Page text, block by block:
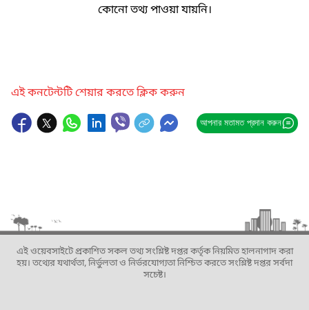
কোনো তথ্য পাওয়া যায়নি।
এই কনটেন্টটি শেয়ার করতে ক্লিক করুন
আপনার মতামত প্রদান করুন
এই ওয়েবসাইটে প্রকাশিত সকল তথ্য সংশ্লিষ্ট দপ্তর কর্তৃক নিয়মিত হালনাগাদ করা
হয়। তথ্যের যথার্থতা, নির্ভুলতা ও নির্ভরযোগ্যতা নিশ্চিত করতে সংশ্লিষ্ট দপ্তর সর্বদা
সচেষ্ট।